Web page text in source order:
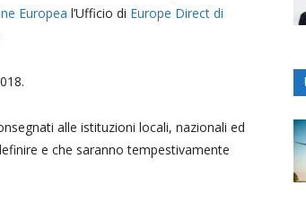
Europea l’Ufficio di Europe Direct di
alle istituzioni locali, nazionali ed
e che saranno tempestivamente